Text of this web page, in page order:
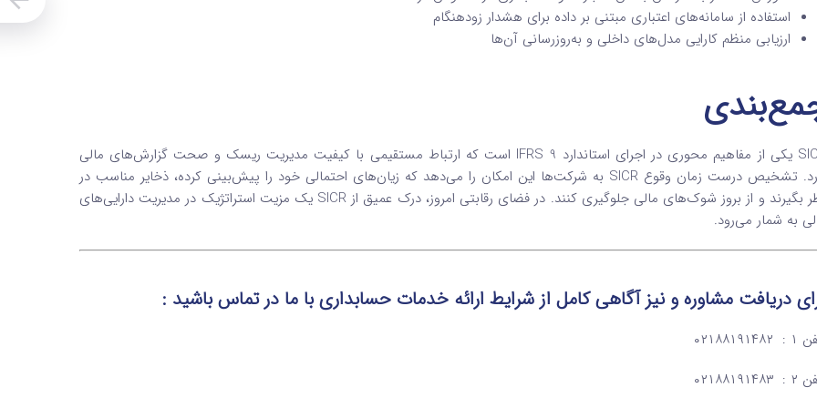
استفاده از سامانه‌های اعتباری مبتنی بر داده برای هشدار زودهنگام
ارزیابی منظم کارایی مدل‌های داخلی و به‌روزرسانی آن‌ها
SICR یکی از مفاهیم محوری در اجرای استاندارد IFRS 9 است که ارتباط مستقیمی با کیفیت مدیریت ریسک و صحت گزارش‌های مالی
دارد. تشخیص درست زمان وقوع SICR به شرکت‌ها این امکان را می‌دهد که زیان‌های احتمالی خود را پیش‌بینی کرده، ذخایر مناسب در
نظر بگیرند و از بروز شوک‌های مالی جلوگیری کنند. در فضای رقابتی امروز، درک عمیق از SICR یک مزیت استراتژیک در مدیریت دارایی‌های
به شمار می‌رود.
دریافت مشاوره و نیز آگاهی کامل از شرایط ارائه خدمات حسابداریبا ما در تماسباشید :